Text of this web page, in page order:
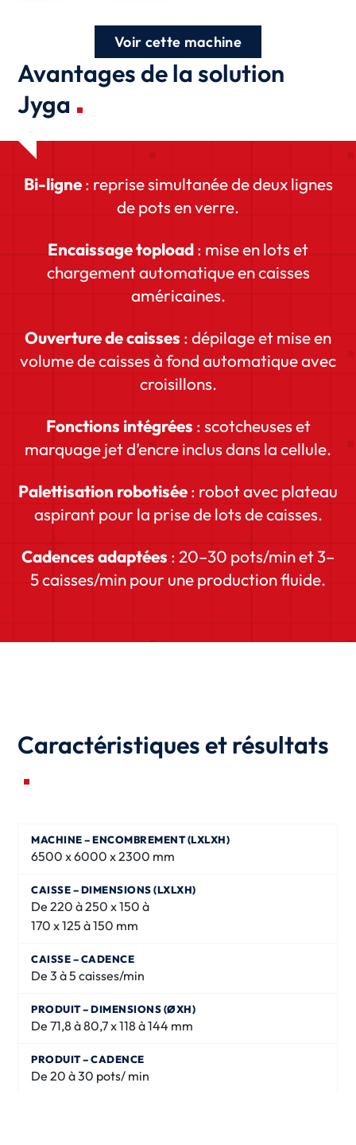
Voir cette machine
Avantages de la solution
Jyga
Bi-ligne: reprise simultanée de deux lignes
de pots en verre.
Encaissage topload: mise en lots et
chargement automatique en caisses
américaines.
Ouverture de caisses : dépilage et mise en
volume de caisses à fond automatique avec
croisillons.
Fonctions intégrées : scotcheuses et
marquage jet d’encre inclus dans la cellule.
Palettisation robotisée: robot avec plateau
aspirant pour la prise de lots de caisses.
Cadences adaptées : 20–30 pots/min et 3–
5 caisses/min pour une production fluide.
Caractéristiques et résultats
6500 x 6000 x 2300 mm
De 220 à 250 x 150 à
170 x 125 à 150 mm
De 3 à 5 caisses/min
De 71,8 à 80,7 x 118 à 144 mm
De 20 à 30 pots/ min